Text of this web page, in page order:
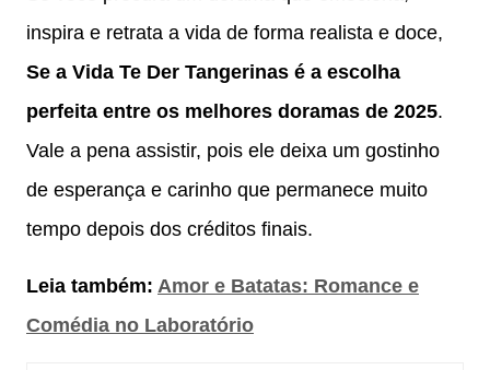
inspira e retrata a vida de forma realista e doce,
Se a Vida Te Der Tangerinas é a escolha
perfeita entre os melhores doramas de 2025.
Vale a pena assistir, pois ele deixa um gostinho
de esperança e carinho que permanece muito
tempo depois dos créditos finais.
Leia também: Amor e Batatas: Romance e
Comédia no Laboratório